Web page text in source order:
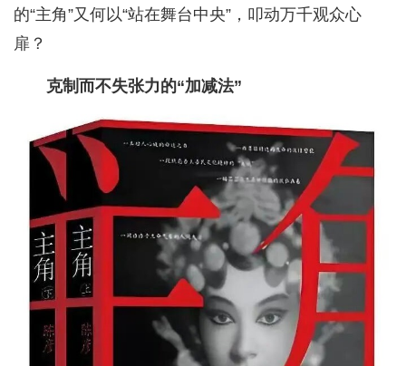
的“主角”又何以“站在舞台中央”，叩动万千观众心
扉？
克制而不失张力的“加减法”